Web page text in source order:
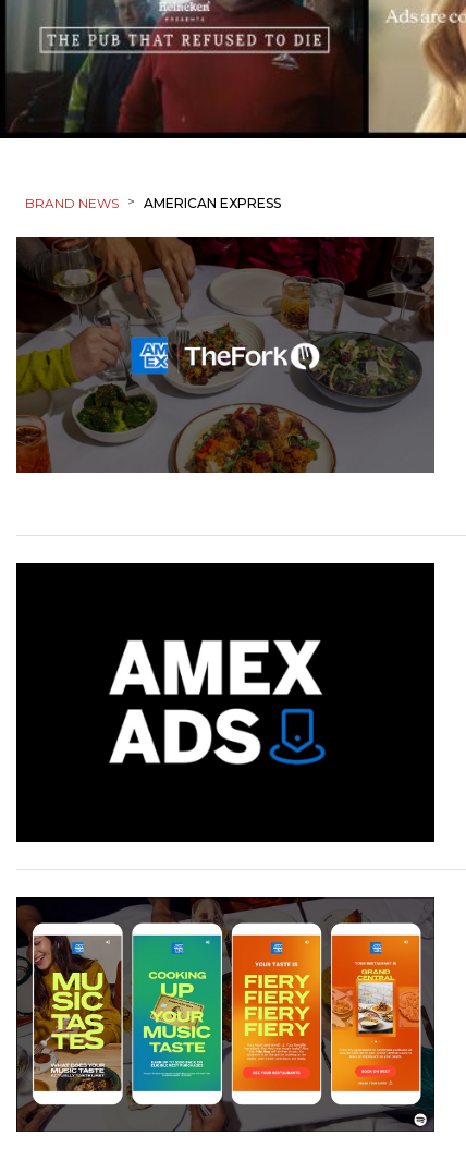
BRAND NEWS > AMERICAN EXPRESS